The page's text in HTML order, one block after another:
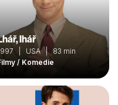
lhář
| USA | 83 min
/ Komedie